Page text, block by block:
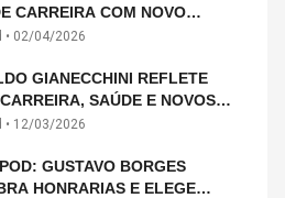
Menina". Em 2026, o astro
CARREIRA COM NOVO
E TURNÊ
02/04/2026
GIANECCHINI REFLETE
SAÚDE E NOVOS
ARTÍSTICOS NO ALPHA
12/03/2026
GUSTAVO BORGES
HONRARIAS E ELEGE